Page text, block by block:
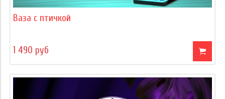
Ваза с птичкой
1 490 руб